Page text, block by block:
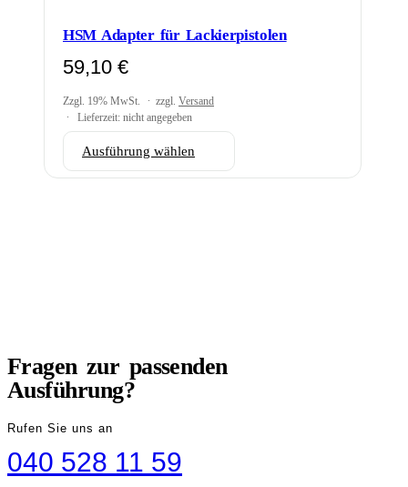
können
auf
HSM Adapter für Lackierpistolen
59,10 €
Zzgl. 19% MwSt. zzgl. Versand
Lieferzeit: nicht angegeben
Ausführung wählen
Produkt
weist
Fragen zur passenden
Ausführung?
Rufen Sie uns an
040 528 11 59